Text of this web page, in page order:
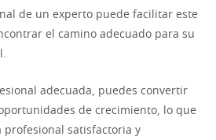
de un experto puede facilitar este
el camino adecuado para su
adecuada, puedes convertir
de crecimiento, lo que
profesional satisfactoria y